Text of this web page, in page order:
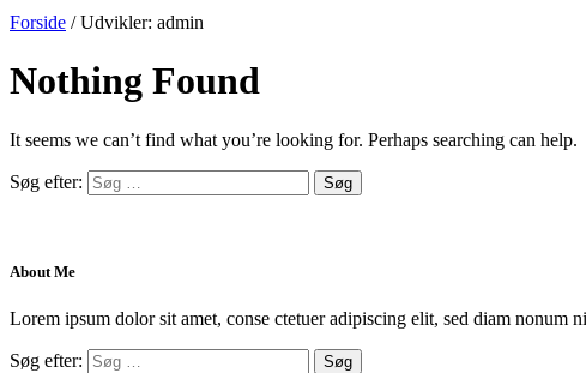
Forside / Udvikler: admin
Nothing Found
It seems we can’t find what you’re looking for. Perhaps searching can help.
Søg efter:
About Me
Lorem ipsum dolor sit amet, conse ctetuer adipiscing elit, sed diam nonum
Søg efter: